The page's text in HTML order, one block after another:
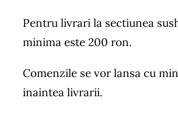
Pentru livrari la sectiunea
minima este 200 ron.
Comenzile se vor lansa cu
inaintea livrarii.